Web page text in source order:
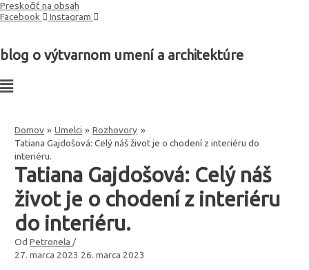
Preskočiť na obsah
Facebook
Instagram
blog o výtvarnom umení a architektúre
Domov Umelci
Rozhovory
Tatiana Gajdošová: Celý náš život je o chodení z interiéru do
interiéru.
Tatiana Gajdošová: Celý náš
život je o chodení z interiéru
do interiéru.
Od Petronela /
27. marca 2023 26. marca 2023